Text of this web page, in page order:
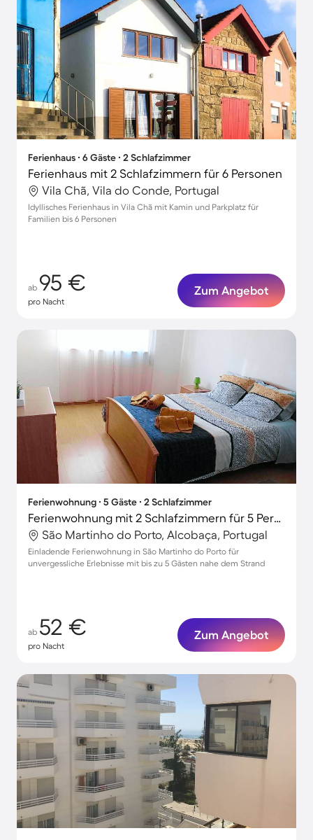
Ferienhaus ∙ 6 Gäste ∙ 2 Schlafzimmer
Ferienhaus mit 2 Schlafzimmern für 6 Personen
Vila Chã, Vila do Conde, Portugal
Idyllisches Ferienhaus in Vila Chã mit Kamin und Parkplatz für
Familien bis 6 Personen
ab 95 €
pro Nacht
Zum Angebot
Ferienwohnung ∙ 5 Gäste ∙ 2 Schlafzimmer
Ferienwohnung mit 2 Schlafzimmern für 5 Personen
São Martinho do Porto, Alcobaça, Portugal
Einladende Ferienwohnung in São Martinho do Porto für
unvergessliche Erlebnisse mit bis zu 5 Gästen nahe dem Strand
ab 52 €
pro Nacht
Zum Angebot